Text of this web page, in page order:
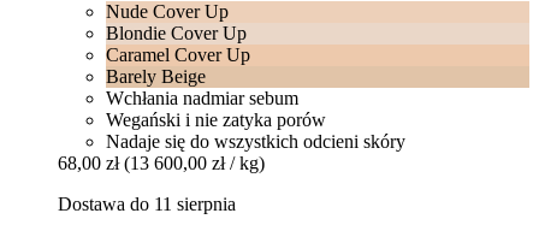
Nude Cover Up
Blondie Cover Up
Caramel Cover Up
Barely Beige
Wchłania nadmiar sebum
Wegański i nie zatyka porów
Nadaje się do wszystkich odcieni skóry
68,00 zł (13 600,00 zł / kg)
Dostawa do 11 sierpnia